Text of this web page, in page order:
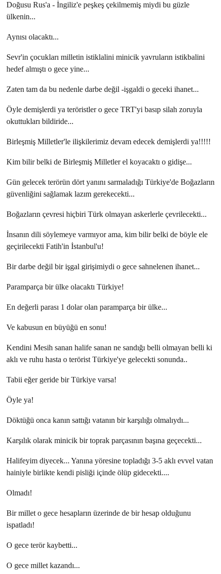
Doğusu Rus'a - İngiliz'e peşkeş çekilmemiş miydi bu güzle
ülkenin...
Aynısı olacaktı...
Sevr'in çocukları milletin istiklalini minicik yavruların istikbalini
hedef almıştı o gece yine...
Zaten tam da bu nedenle darbe değil -işgaldi o geceki ihanet...
Öyle demişlerdi ya teröristler o gece TRT'yi basıp silah zoruyla
okuttukları bildiride...
Birleşmiş Milletler'le ilişkilerimiz devam edecek demişlerdi ya!!!!!
Kim bilir belki de Birleşmiş Milletler el koyacaktı o gidişe...
Gün gelecek terörün dört yanını sarmaladığı Türkiye'de Boğazların
güvenliğini sağlamak lazım gerekecekti...
Boğazların çevresi hiçbiri Türk olmayan askerlerle çevrilecekti...
İnsanın dili söylemeye varmıyor ama, kim bilir belki de böyle ele
geçirilecekti Fatih'in İstanbul'u!
Bir darbe değil bir işgal girişimiydi o gece sahnelenen ihanet...
Paramparça bir ülke olacaktı Türkiye!
En değerli parası 1 dolar olan paramparça bir ülke...
Ve kabusun en büyüğü en sonu!
Kendini Mesih sanan halife sanan ne sandığı belli olmayan belli ki
aklı ve ruhu hasta o terörist Türkiye'ye gelecekti sonunda..
Tabii eğer geride bir Türkiye varsa!
Öyle ya!
Döktüğü onca kanın sattığı vatanın bir karşılığı olmalıydı...
Karşılık olarak minicik bir toprak parçasının başına geçecekti...
Halifeyim diyecek... Yanına yöresine topladığı 3-5 aklı evvel vatan
hainiyle birlikte kendi pisliği içinde ölüp gidecekti....
Olmadı!
Bir millet o gece hesapların üzerinde de bir hesap olduğunu
ispatladı!
O gece terör kaybetti...
O gece millet kazandı...